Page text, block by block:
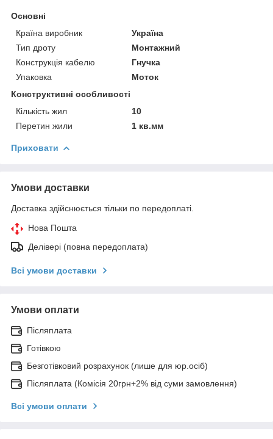
Основні
Країна виробник
Україна
Тип дроту
Монтажний
Конструкція кабелю
Гнучка
Упаковка
Моток
Конструктивні особливості
Кількість жил
10
Перетин жили
1 кв.мм
Приховати
Умови доставки
Доставка здійснюється тільки по передоплаті.
Нова Пошта
Делівері (повна передоплата)
Всі умови доставки
Умови оплати
Післяплата
Готівкою
Безготівковий розрахунок (лише для юр.осіб)
Післяплата (Комісія 20грн+2% від суми замовлення)
Всі умови оплати